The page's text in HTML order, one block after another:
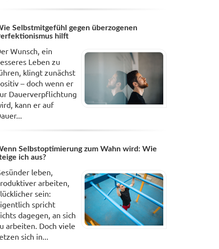
Selbstmitgefühl gegen überzogenen
hilft
Wunsch, ein
Leben zu
klingt zunächst
– doch wenn er
Dauerverpflichtung
kann er auf
Selbstoptimierung zum Wahn wird: Wie
ich aus?
leben,
arbeiten,
sein:
spricht
dagegen, an sich
arbeiten. Doch viele
sich in...